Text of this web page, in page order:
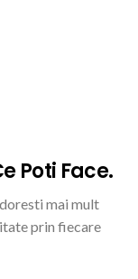
Poti Face.
mai mult
prin fiecare